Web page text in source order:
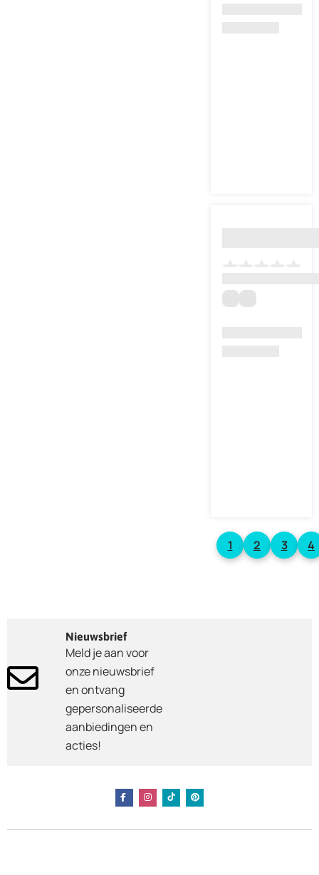
1 2 3 4
Nieuwsbrief
Meld je aan voor
onze nieuwsbrief
en ontvang
gepersonaliseerde
aanbiedingen en
acties!